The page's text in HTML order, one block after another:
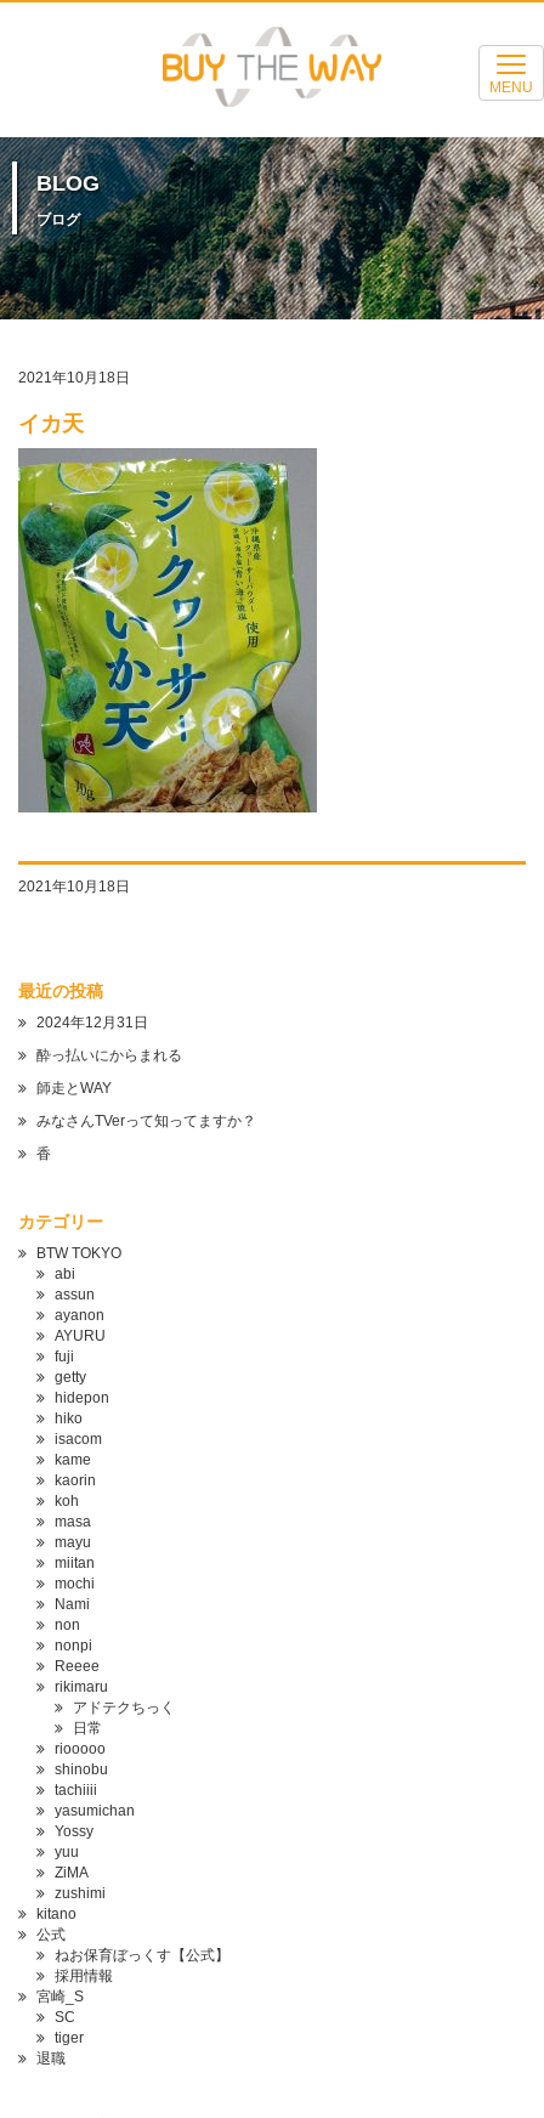
MENU
BLOG
ブログ
2021年10月18日
イカ天
2021年10月18日
最近の投稿
2024年12月31日
酔っ払いにからまれる
師走とWAY
みなさんTVerって知ってますか？
香
カテゴリー
BTW TOKYO
abi
assun
ayanon
AYURU
fuji
getty
hidepon
hiko
isacom
kame
kaorin
koh
masa
mayu
miitan
mochi
Nami
non
nonpi
Reeee
rikimaru
アドテクちっく
日常
riooooo
shinobu
tachiiii
yasumichan
Yossy
yuu
ZiMA
zushimi
kitano
公式
ねお保育ぼっくす【公式】
採用情報
宮崎_S
SC
tiger
退職